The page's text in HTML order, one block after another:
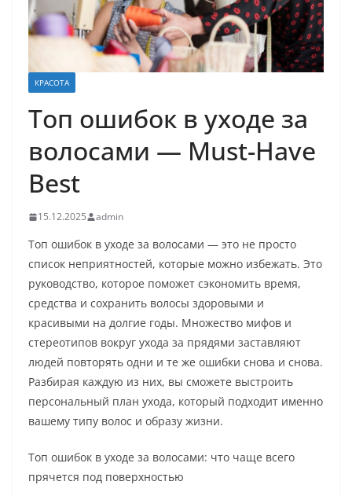
КРАСОТА
Топ ошибок в уходе за
волосами — Must-Have
Best
15.12.2025 admin
Топ ошибок в уходе за волосами — это не просто
список неприятностей, которые можно избежать. Это
руководство, которое поможет сэкономить время,
средства и сохранить волосы здоровыми и
красивыми на долгие годы. Множество мифов и
стереотипов вокруг ухода за прядями заставляют
людей повторять одни и те же ошибки снова и снова.
Разбирая каждую из них, вы сможете выстроить
персональный план ухода, который подходит именно
вашему типу волос и образу жизни.
Топ ошибок в уходе за волосами: что чаще всего
прячется под поверхностью